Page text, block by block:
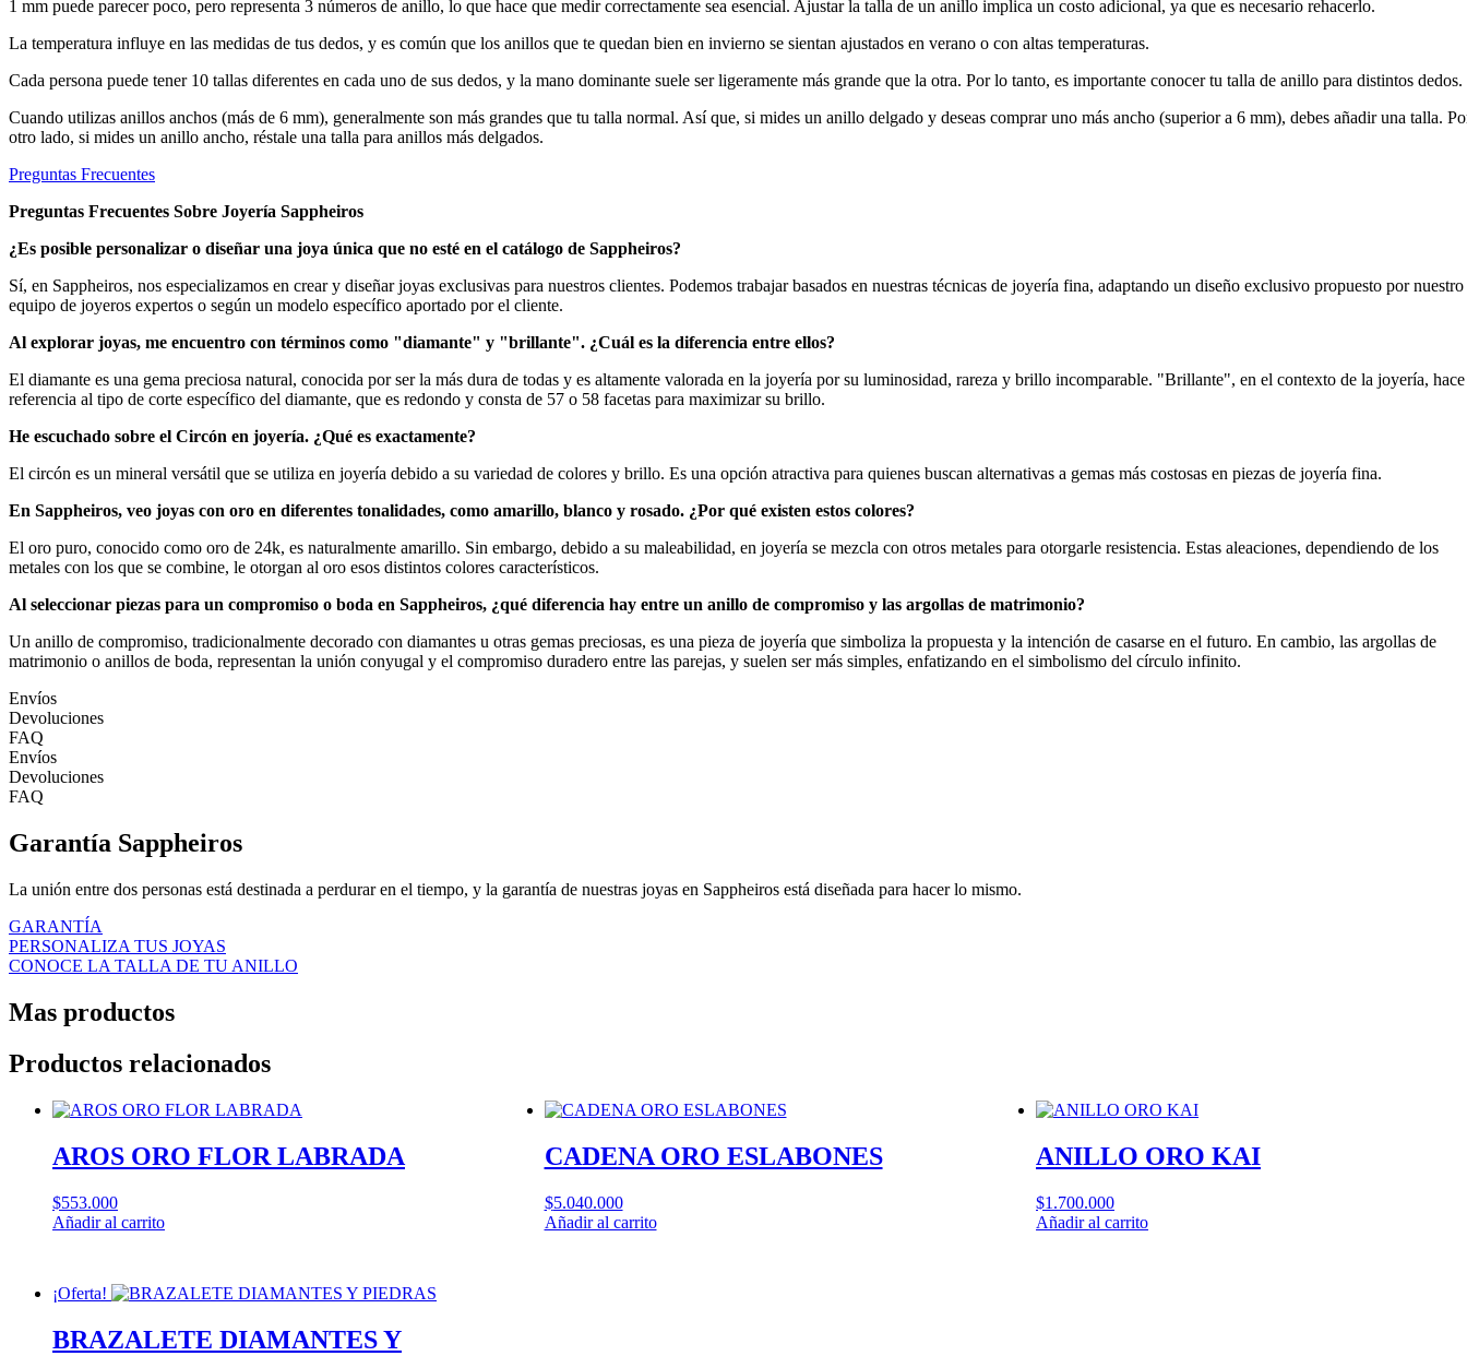
1 mm puede parecer poco, pero representa 3 números de anillo, lo que hace que medir correctamente sea esencial. Ajustar la talla de un anillo implica un costo adicional, ya que es necesario rehacerlo.
La temperatura influye en las medidas de tus dedos, y es común que los anillos que te quedan bien en invierno se sientan ajustados en verano o con altas temperaturas.
Cada persona puede tener 10 tallas diferentes en cada uno de sus dedos, y la mano dominante suele ser ligeramente más grande que la otra. Por lo tanto, es importante conocer tu talla de anillo para distintos dedos.
Cuando utilizas anillos anchos (más de 6 mm), generalmente son más grandes que tu talla normal. Así que, si mides un anillo delgado y deseas comprar uno más ancho (superior a 6 mm), debes añadir una talla.
otro lado, si mides un anillo ancho, réstale una talla para anillos más delgados.
Preguntas Frecuentes
Preguntas Frecuentes Sobre Joyería Sappheiros
¿Es posible personalizar o diseñar una joya única que no esté en el catálogo de Sappheiros?
Sí, en Sappheiros, nos especializamos en crear y diseñar joyas exclusivas para nuestros clientes. Podemos trabajar basados en nuestras técnicas de joyería fina, adaptando un diseño exclusivo propuesto por nuestro
equipo de joyeros expertos o según un modelo específico aportado por el cliente.
Al explorar joyas, me encuentro con términos como "diamante" y "brillante". ¿Cuál es la diferencia entre ellos?
El diamante es una gema preciosa natural, conocida por ser la más dura de todas y es altamente valorada en la joyería por su luminosidad, rareza y brillo incomparable. "Brillante", en el contexto de la joyería, hace
referencia al tipo de corte específico del diamante, que es redondo y consta de 57 o 58 facetas para maximizar su brillo.
He escuchado sobre el Circón en joyería. ¿Qué es exactamente?
El circón es un mineral versátil que se utiliza en joyería debido a su variedad de colores y brillo. Es una opción atractiva para quienes buscan alternativas a gemas más costosas en piezas de joyería fina.
En Sappheiros, veo joyas con oro en diferentes tonalidades, como amarillo, blanco y rosado. ¿Por qué existen estos colores?
El oro puro, conocido como oro de 24k, es naturalmente amarillo. Sin embargo, debido a su maleabilidad, en joyería se mezcla con otros metales para otorgarle resistencia. Estas aleaciones, dependiendo de los
metales con los que se combine, le otorgan al oro esos distintos colores característicos.
Al seleccionar piezas para un compromiso o boda en Sappheiros, ¿qué diferencia hay entre un anillo de compromiso y las argollas de matrimonio?
Un anillo de compromiso, tradicionalmente decorado con diamantes u otras gemas preciosas, es una pieza de joyería que simboliza la propuesta y la intención de casarse en el futuro. En cambio, las argollas de
matrimonio o anillos de boda, representan la unión conyugal y el compromiso duradero entre las parejas, y suelen ser más simples, enfatizando en el simbolismo del círculo infinito.
Envíos
Devoluciones
FAQ
Envíos
Devoluciones
FAQ
Garantía Sappheiros
La unión entre dos personas está destinada a perdurar en el tiempo, y la garantía de nuestras joyas en Sappheiros está diseñada para hacer lo mismo.
GARANTÍA
PERSONALIZA TUS JOYAS
CONOCE LA TALLA DE TU ANILLO
Mas productos
Productos relacionados
AROS ORO FLOR LABRADA
$553.000
Añadir al carrito
CADENA ORO ESLABONES
$5.040.000
Añadir al carrito
ANILLO ORO KAI
$1.700.000
Añadir al carrito
¡Oferta!
BRAZALETE DIAMANTES Y